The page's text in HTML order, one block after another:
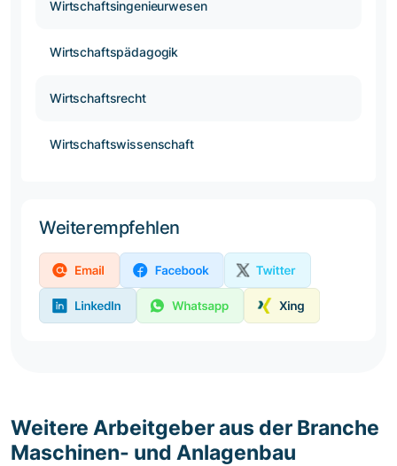
Wirtschaftsingenieurwesen
Wirtschaftspädagogik
Wirtschaftsrecht
Wirtschaftswissenschaft
Weiterempfehlen
Weitere Arbeitgeber aus der Branche
Maschinen- und Anlagenbau